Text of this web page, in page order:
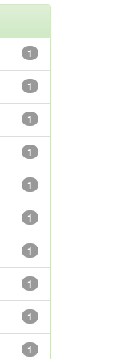
1
1
1
1
1
1
1
1
1
1